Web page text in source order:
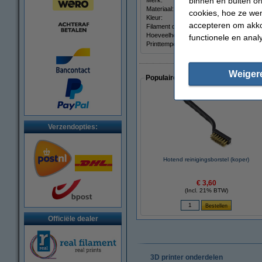
Verzendopties:
Officiële dealer
Materiaal:
Kleur:
Filament diameter:
Hoeveelheid:
Printtemperatuur:
Populaire artikelen van klanten
Hotend reinigingsborstel (koper)
€ 3,60
(Incl. 21% BTW)
3D printer onderdelen
cookies, hoe ze
accepteren om
functionele en